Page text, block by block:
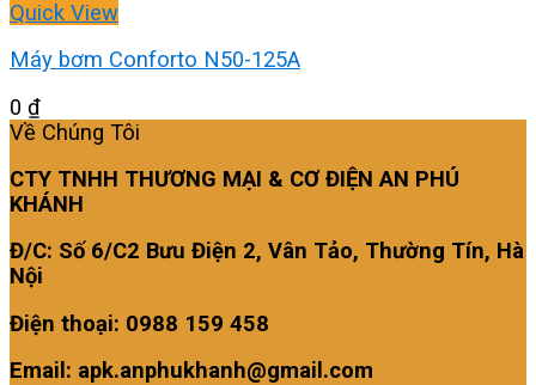
Quick View
Máy bơm Conforto N50-125A
0 ₫
Về Chúng Tôi
CTY TNHH THƯƠNG MẠI & CƠ ĐIỆN AN PHÚ
KHÁNH
Đ/C: Số 6/C2 Bưu Điện 2, Vân Tảo, Thường Tín, Hà
Nội
Điện thoại: 0988 159 458
Email: apk.anphukhanh@gmail.com